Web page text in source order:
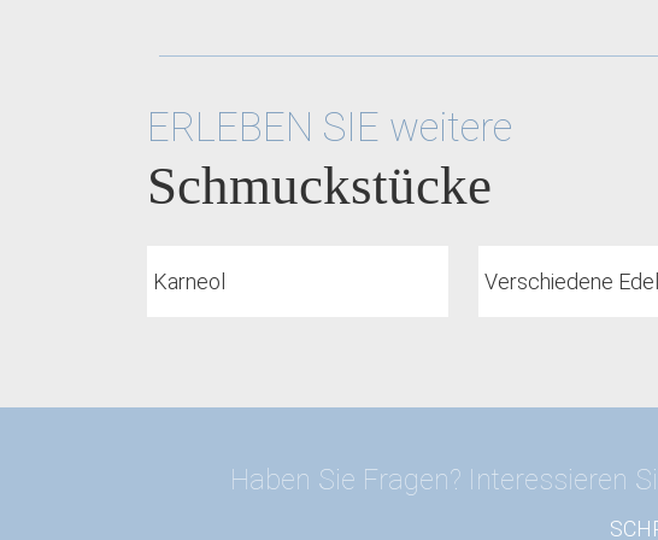
ERLEBEN SIE weitere
Schmuckstücke
Karneol Verschiedene
Haben Sie Fragen? Interessieren